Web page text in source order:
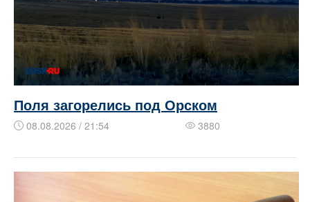
Поля загорелись под Орском
08.08.2026 / 21:54 3880